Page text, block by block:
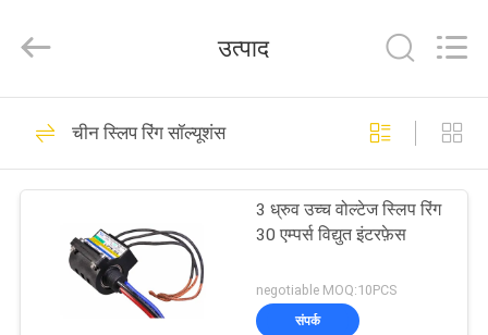
उत्पादों
Reserved.
रोटरी स्लिप रिंग
39
उत्पाद
चीन स्लिप रिंग सॉल्यूशंस
3 ध्रुव उच्च वोल्टेज स्लिप रिंग
30 एम्पर्स विद्युत इंटरफ़ेस
negotiable MOQ:10PCS
संपर्क